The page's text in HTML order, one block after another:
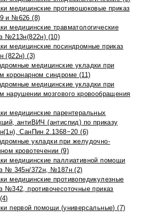
медицинские противошоковые приказ
и №626 (8)
медицинские травматологические
№213н(822н) (10)
медицинские посиндромные приказ
(822н) (3)
медицинские укладки при
коронарном синдроме (11)
медицинские укладки при
нарушении мозгового кровообращения
медицинские парентеральных
антиВИЧ (антиспид) по приказу
СанПин 2.1368−20 (6)
укладки при желудочно-
кровотечении (9)
медицинские паллиативной помощи
№ 345н/372н, №187н (2)
медицинские противопедикулезные
№342, противочесоточные приказ
первой помощи (универсальные) (7)